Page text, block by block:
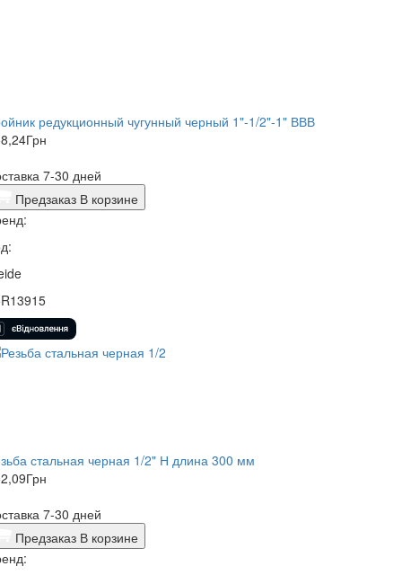
редукционный чугунный черный 1"-1/2"-1" ВВВ
Грн
7-30 дней
Предзаказ В корзине
стальная черная 1/2" Н длина 300 мм
Грн
7-30 дней
Предзаказ В корзине